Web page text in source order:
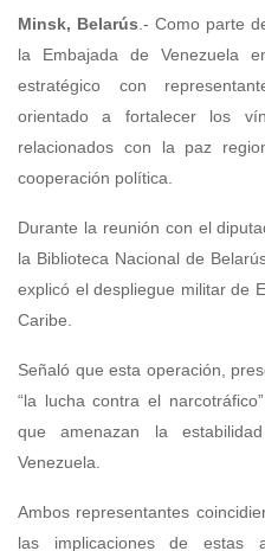
Minsk, Belarús .- Como parte
la Embajada de Venezuela
estratégico con
orientado a fortalecer los
relacionados con la paz
cooperación política.
Durante la reunión con el
la Biblioteca Nacional de
explicó el despliegue militar de
Caribe.
Señaló que esta operación,
“la lucha contra el
que amenazan la
Venezuela.
Ambos representantes
las implicaciones de estas